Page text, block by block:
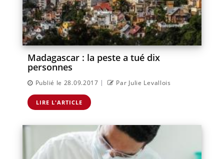
Madagascar : la peste a tué dix
personnes
Publié le 28.09.2017 | Par Julie Levallois
LIRE L'ARTICLE